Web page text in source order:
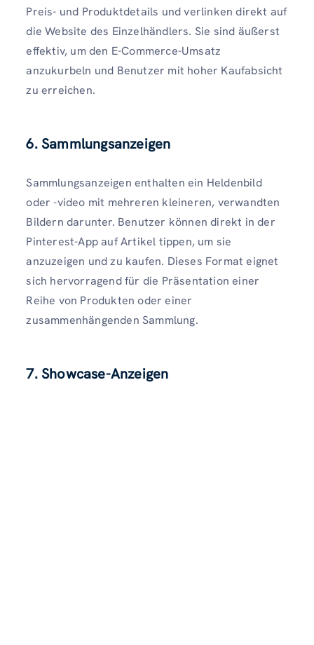
Preis- und Produktdetails und verlinken direkt auf
die Website des Einzelhändlers. Sie sind äußerst
effektiv, um den E-Commerce-Umsatz
anzukurbeln und Benutzer mit hoher Kaufabsicht
zu erreichen.
6. Sammlungsanzeigen
Sammlungsanzeigen enthalten ein Heldenbild
oder -video mit mehreren kleineren, verwandten
Bildern darunter. Benutzer können direkt in der
Pinterest-App auf Artikel tippen, um sie
anzuzeigen und zu kaufen. Dieses Format eignet
sich hervorragend für die Präsentation einer
Reihe von Produkten oder einer
zusammenhängenden Sammlung.
7. Showcase-Anzeigen